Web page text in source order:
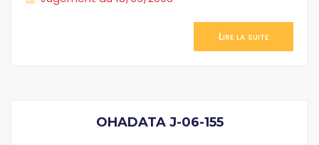
Lire la suite
OHADATA J-06-155